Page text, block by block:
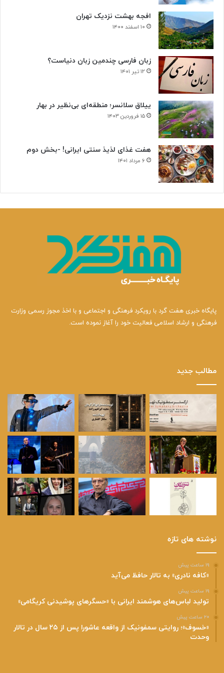
افجه بهشت نزدیک تهران
۱۰ اسفند ۱۴۰۰
زبان فارسی چندمین زبان دنیاست؟
۱۲ تیر ۱۴۰۱
ییلاق سلانسر؛ منطقه‌ای بی‌نظیر در بهار
۱۵ فروردین ۱۴۰۳
هفت غذای لذیذ سنتی ایرانی! -بخش دوم
۶ مرداد ۱۴۰۱
پایگاه خبری هفت گرد با رویکرد فرهنگی و اجتماعی و با اخذ مجوز رسمی وزارت
فرهنگی و ارشاد اسلامی فعالیت خود را آغاز نموده است.
مطالب جدید
نوشته های تازه
۱۹ ساعت پیش
«کافه نادری» به تالار حافظ می‌آید
۱۹ ساعت پیش
تولید لباس‌های هوشمند ایرانی با «حسگرهای پوشیدنی کریگامی»
۲۰ ساعت پیش
«خسوف»؛ روایتی سمفونیک از واقعه عاشورا پس از ۲۵ سال در تالار
وحدت